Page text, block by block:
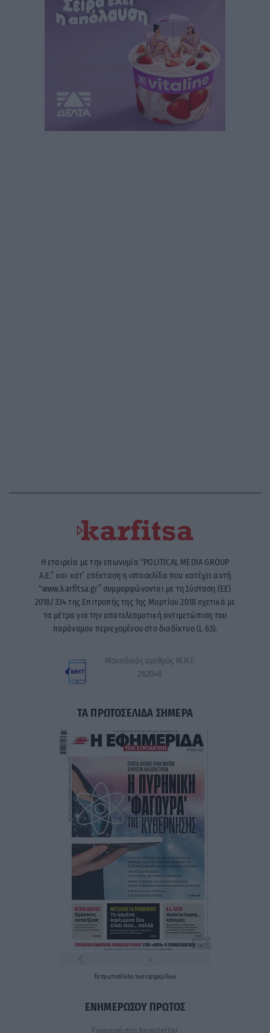
Η εταιρεία με την επωνυμία “POLITICAL MEDIA GROUP
A.E.” και κατ’ επέκταση η ιστοσελίδα που κατέχει αυτή
“www.karfitsa.gr” συμμορφώνονται με τη Σύσταση (ΕΕ)
2018/334 της Επιτροπής της 1ης Μαρτίου 2018 σχετικά με
τα μέτρα για την αποτελεσματική αντιμετώπιση του
παράνομου περιεχομένου στο διαδίκτυο (L 63).
Μοναδικός αριθμός Μ.Η.Τ.
262048
ΤΑ ΠΡΩΤΟΣΕΛΙΔΑ ΣΗΜΕΡΑ
Ταπρωτοσέλιδα τωνεφημερίδων
ΕΝΗΜΕΡΩΣΟΥ ΠΡΩΤΟΣ
Εγγραφή στο Newsletter